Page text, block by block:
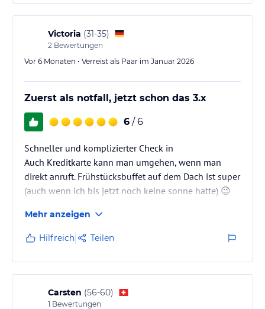
Victoria (31-35)
2 Bewertungen
Vor 6 Monaten • Verreist als Paar im Januar 2026
Zuerst als notfall, jetzt schon das 3.x
6 / 6
Schneller und komplizierter Check in
Auch Kreditkarte kann man umgehen, wenn man
direkt anruft. Frühstücksbuffet auf dem Dach ist super
(auch wenn ich bis jetzt noch keine sonne hatte) 😉
Bad passt gut zum Zimmer.
Fitnessstudio ist groß und im Preis dabei
Mehr anzeigen
Hilfreich Teilen
Carsten (56-60)
1 Bewertungen